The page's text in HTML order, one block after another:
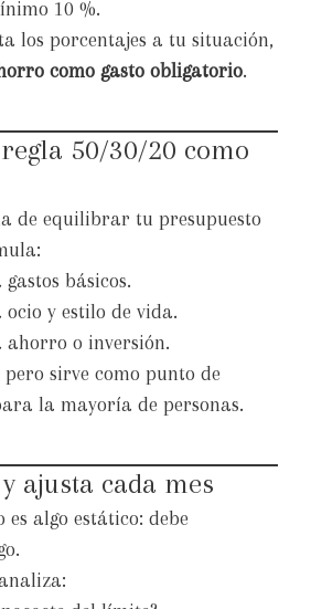
10 %.
los porcentajes a tu situación,
como gasto obligatorio.
50/30/20 como
de equilibrar tu presupuesto
básicos.
y estilo de vida.
ahorro o inversión.
sirve como punto de
la mayoría de personas.
ajusta cada mes
es algo estático: debe